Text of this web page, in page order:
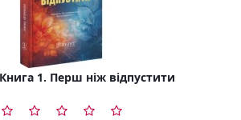
1. Перш ніж відпустити